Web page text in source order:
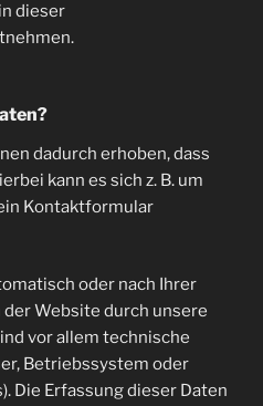
dieser
dadurch erhoben, dass
kann es sich z. B. um
Kontaktformular
oder nach Ihrer
Website durch unsere
vor allem technische
Betriebssystem oder
Die Erfassung dieser Daten